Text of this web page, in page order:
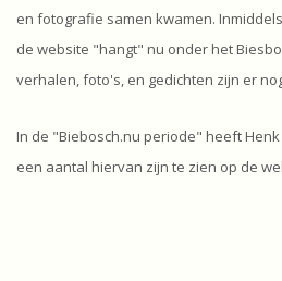
en fotografie samen kwamen.
de website "hangt" nu onder het
verhalen, foto's, en gedichten zijn er
In de "Biebosch.nu periode" heeft
een aantal hiervan zijn te zien op de